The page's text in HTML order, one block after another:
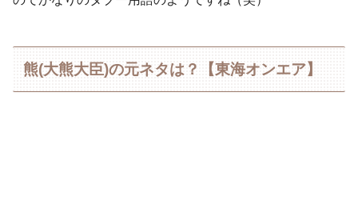
熊(大熊大臣)の元ネタは？【東海オンエア】